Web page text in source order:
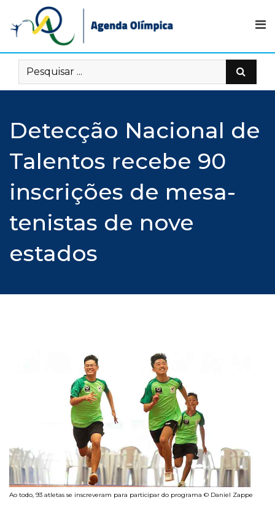
content
Detecção Nacional de
Talentos recebe 90
inscrições de mesa-
tenistas de nove
estados
Ao todo, 93 atletas se inscreveram para participar do programa © Daniel Zappe